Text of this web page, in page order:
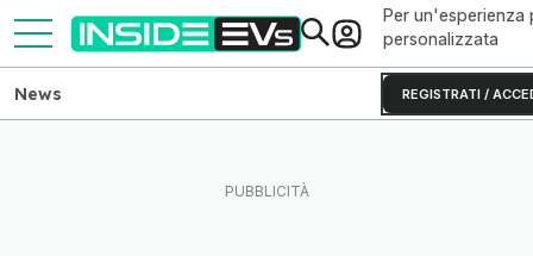
Per un'esperienza
personalizzata
REGISTRATI /
News